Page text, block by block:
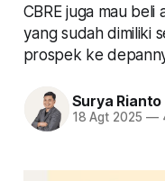
CBRE juga mau
yang sudah dimiliki
prospek ke
Surya Rianto
18 Agt 2025 —